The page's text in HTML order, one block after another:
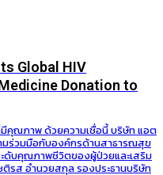
Global HIV
Donation to
คุณภาพ ด้วยความเชื่อนี้ บริษัท แอต
มร่วมมือกับองค์กรด้านสาธารณสุข
ะดับคุณภาพชีวิตของผู้ป่วยและเสริม
รส อำนวยสกุล รองประธานบริษัท